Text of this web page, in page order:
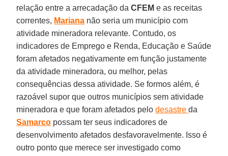
relação entre a arrecadação daCFEM e as receitas
correntes, Mariana não seria um município com
atividade mineradora relevante. Contudo, os
indicadores de Emprego e Renda, Educação e Saúde
foram afetados negativamente em função justamente
da atividade mineradora, ou melhor, pelas
consequências dessa atividade. Se formos além, é
razoável supor que outros municípios sem atividade
mineradora e que foram afetados pelodesastreda
Samarco possam ter seus indicadores de
desenvolvimento afetados desfavoravelmente. Isso é
outro ponto que merece ser investigado como